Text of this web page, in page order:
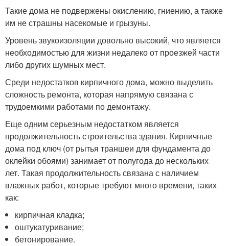
Такие дома не подвержены окислению, гниению, а также
им не страшны насекомые и грызуны.
Уровень звукоизоляции довольно высокий, что является
необходимостью для жизни недалеко от проезжей части
либо других шумных мест.
Среди недостатков кирпичного дома, можно выделить
сложность ремонта, которая напрямую связана с
трудоемкими работами по демонтажу.
Еще одним серьезным недостатком является
продолжительность строительства здания. Кирпичные
дома под ключ (от рытья траншеи для фундамента до
оклейки обоями) занимает от полугода до нескольких
лет. Такая продолжительность связана с наличием
влажных работ, которые требуют много времени, таких
как:
кирпичная кладка;
оштукатуривание;
бетонирование.